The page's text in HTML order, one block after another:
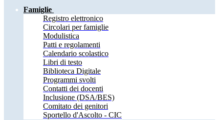
Famiglie
Registro elettronico
Circolari per famiglie
Modulistica
Patti e regolamenti
Calendario scolastico
Libri di testo
Biblioteca Digitale
Programmi svolti
Contatti dei docenti
Inclusione (DSA/BES)
Comitato dei genitori
Sportello d'Ascolto - CIC